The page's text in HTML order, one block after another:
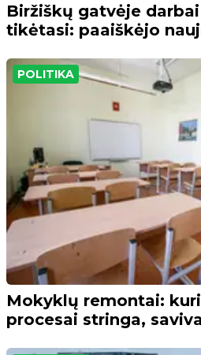
Biržiškų gatvėje
tikėtasi: paaiškėjo
POLITIKA
Mokyklų remontai:
procesai stringa,